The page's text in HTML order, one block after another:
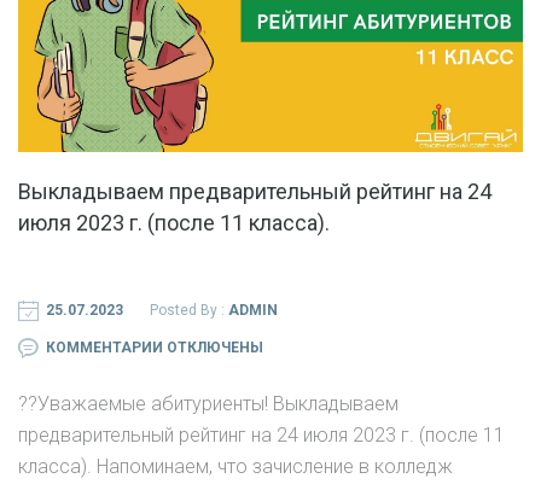
Выкладываем предварительный рейтинг на 24
июля 2023 г. (после 11 класса).
25.07.2023 Posted By : ADMIN
КОММЕНТАРИИ К
ВЫКЛАДЫВАЕМ
ПРЕДВАРИТЕЛЬНЫЙ
РЕЙТИНГ
ОТКЛЮЧЕНЫ
?‍?Уважаемые абитуриенты! Выкладываем
предварительный рейтинг на 24 июля 2023 г. (после 11
класса). Напоминаем, что зачисление в колледж